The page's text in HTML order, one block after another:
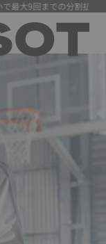
9回までの分割払いが可能